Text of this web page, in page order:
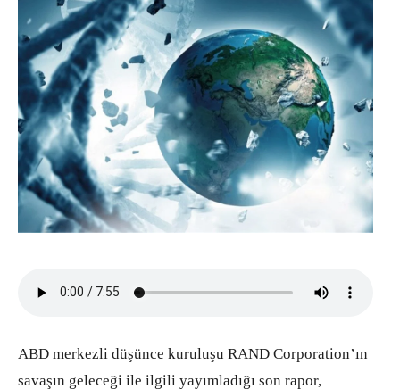
ABD merkezli düşünce kuruluşu RAND Corporation’ın
savaşın geleceği ile ilgili yayımladığı son rapor,